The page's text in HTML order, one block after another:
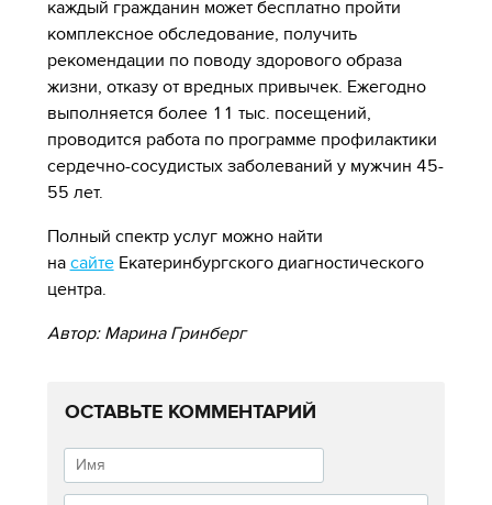
каждый гражданин может бесплатно пройти
комплексное обследование, получить
рекомендации по поводу здорового образа
жизни, отказу от вредных привычек. Ежегодно
выполняется более 11 тыс. посещений,
проводится работа по программе профилактики
сердечно-сосудистых заболеваний у мужчин 45-
55 лет.
Полный спектр услуг можно найти
на сайте Екатеринбургского диагностического
центра.
Автор: Марина Гринберг
ОСТАВЬТЕ КОММЕНТАРИЙ